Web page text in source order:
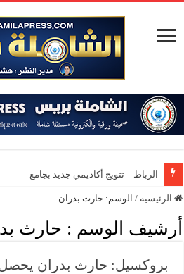
الرباط – تتويج أكاديمي جديد بجامعة محمد
الرئيسية / الوسم: حارث بدران
أرشيف الوسم : حارث
بروكسيل: حارث بدران